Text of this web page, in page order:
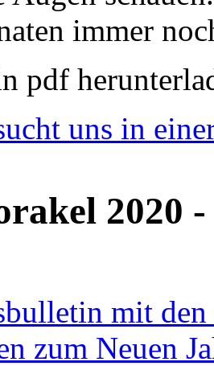
immer
pdf
uns in
2020
mit den
zum Neuen